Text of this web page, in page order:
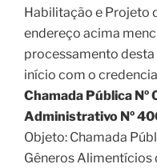
Habilitação e Projeto
endereço acima
processamento
início com o
Chamada Pública Nº
Administrativo Nº
Objeto: Chamada
Gêneros Alimentícios